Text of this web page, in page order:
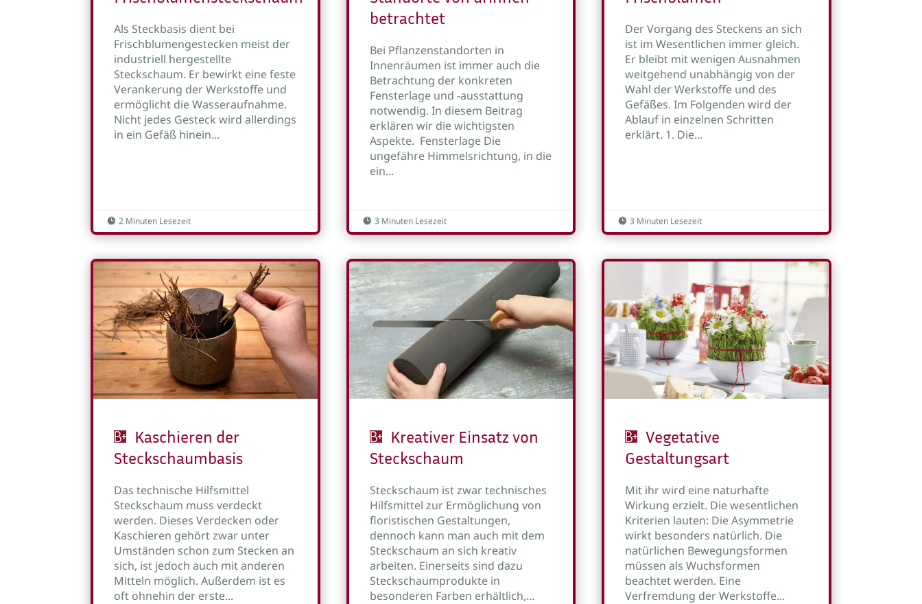
Als Steckbasis dient bei
Frischblumengestecken meist der
industriell hergestellte
Steckschaum. Er bewirkt eine feste
Verankerung der Werkstoffe und
ermöglicht die Wasseraufnahme.
Nicht jedes Gesteck wird allerdings
in ein Gefäß hinein...
 2 Minuten Lesezeit
betrachtet
Bei Pflanzenstandorten in
Innenräumen ist immer auch die
Betrachtung der konkreten
Fensterlage und -ausstattung
notwendig. In diesem Beitrag
erklären wir die wichtigsten
Aspekte. Fensterlage Die
ungefähre Himmelsrichtung, in die
ein...
 3 Minuten Lesezeit
Der Vorgang des Steckens an sich
ist im Wesentlichen immer gleich.
Er bleibt mit wenigen Ausnahmen
weitgehend unabhängig von der
Wahl der Werkstoffe und des
Gefäßes. Im Folgenden wird der
Ablauf in einzelnen Schritten
erklärt. 1. Die...
 3 Minuten Lesezeit
Kaschieren der
Steckschaumbasis
Das technische Hilfsmittel
Steckschaum muss verdeckt
werden. Dieses Verdecken oder
Kaschieren gehört zwar unter
Umständen schon zum Stecken an
sich, ist jedoch auch mit anderen
Mitteln möglich. Außerdem ist es
oft ohnehin der erste...
Kreativer Einsatz von
Steckschaum
Steckschaum ist zwar technisches
Hilfsmittel zur Ermöglichung von
floristischen Gestaltungen,
dennoch kann man auch mit dem
Steckschaum an sich kreativ
arbeiten. Einerseits sind dazu
Steckschaumprodukte in
besonderen Farben erhältlich,...
Vegetative
Gestaltungsart
Mit ihr wird eine naturhafte
Wirkung erzielt. Die wesentlichen
Kriterien lauten: Die Asymmetrie
wirkt besonders natürlich. Die
natürlichen Bewegungsformen
müssen als Wuchsformen
beachtet werden. Eine
Verfremdung der Werkstoffe...